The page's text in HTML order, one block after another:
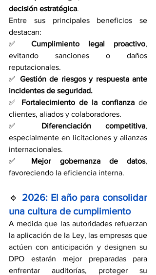
decisión estratégica.
Entre sus principales beneficios se
destacan:
✅ Cumplimiento legal proactivo,
evitando sanciones o daños
reputacionales.
✅ Gestión de riesgos y respuesta ante
incidentes de seguridad.
✅ Fortalecimiento de la confianza de
clientes, aliados y colaboradores.
✅ Diferenciación competitiva,
especialmente en licitaciones y alianzas
internacionales.
✅ Mejor gobernanza de datos,
favoreciendo la eficiencia interna.
🔹 2026: El año para consolidar
una cultura de cumplimiento
A medida que las autoridades refuerzan
la aplicación de la Ley, las empresas que
actúen con anticipación y designen su
DPO estarán mejor preparadas para
enfrentar auditorías, proteger su